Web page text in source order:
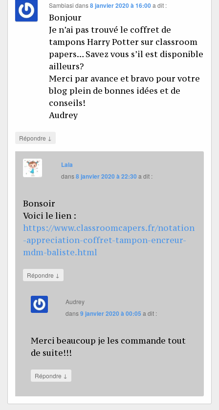
Sambiasi dans8 janvier 2020 à 16:00 a dit :
Bonjour
Je n’ai pas trouvé le coffret de
tampons Harry Potter sur classroom
papers… Savez vous s’il est disponible
ailleurs?
Merci par avance et bravo pour votre
blog plein de bonnes idées et de
conseils!
Audrey
Répondre ↓
Lala
dans8 janvier 2020 à 22:30 a dit :
Bonsoir
Voici le lien :
https://www.classroomcapers.fr/notation
-appreciation-coffret-tampon-encreur-
mdm-baliste.html
Répondre ↓
Audrey
dans9 janvier 2020 à 00:05 a dit :
Merci beaucoup je les commande tout
de suite!!!
Répondre ↓